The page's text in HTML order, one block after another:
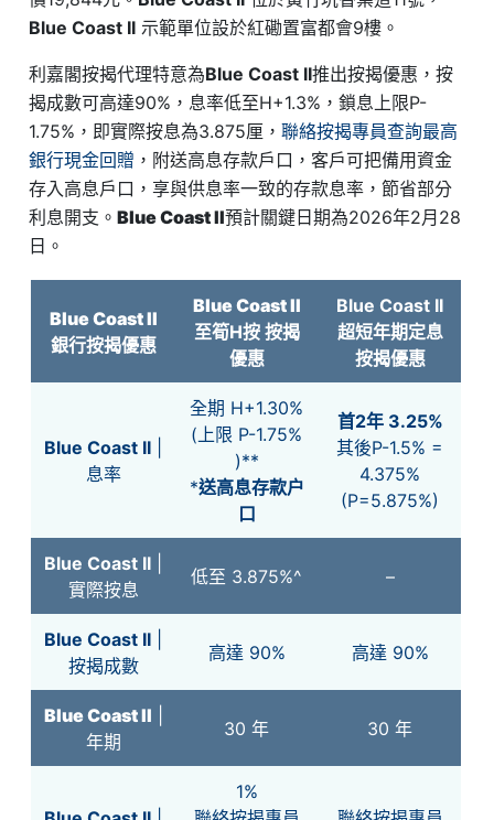
Blue Coast II 示範單位設於紅磡置富都會9樓。
利嘉閣按揭代理特意為Blue Coast II推出按揭優惠，按
揭成數可高達90%，息率低至H+1.3%，鎖息上限P-
1.75%，即實際按息為3.875厘，聯絡按揭專員查詢最高
銀行現金回贈 ，附送高息存款戶口，客戶可把備用資金
存入高息戶口，享與供息率一致的存款息率，節省部分
利息開支。Blue Coast II預計關鍵日期為2026年2月28
日。
Blue Coast II
銀行按揭優惠
Blue Coast II
至筍H按 按揭
優惠
Blue Coast II
超短年期定息
按揭優惠
Blue Coast II
息率
全期 H+1.30%
(上限 P-1.75%
)**
*送高息存款户
口
首2年 3.25%
其後P-1.5% =
4.375%
(P=5.875%)
Blue Coast II
實際按息
低至 3.875%^ –
Blue Coast II
按揭成數
高達 90% 高達 90%
Blue Coast II
年期
30 年 30 年
1%